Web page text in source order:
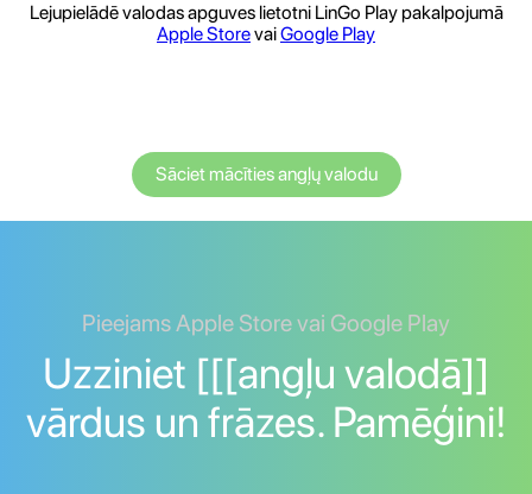
Lejupielādē valodas apguves lietotni LinGo Play pakalpojumā
Apple StorevaiGoogle Play
Sāciet mācīties angļų valodu
Pieejams Apple Store vai Google Play
Uzziniet [[[angļu valodā]]
vārdus un frāzes. Pamēģini!